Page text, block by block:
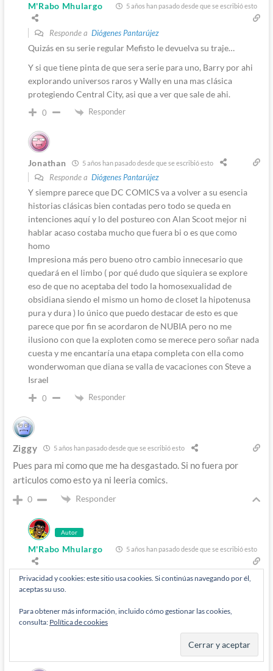
M'Rabo Mhulargo 5 años han pasado desde que se escribió esto
Responde a Diógenes Pantarújez
Quizás en su serie regular Mefisto le devuelva su traje…
Y si que tiene pinta de que sera serie para uno, Barry por ahi
explorando universos raros y Wally en una mas clásica
protegiendo Central City, asi que a ver que sale de ahi.
0 Responder
Jonathan 5 años han pasado desde que se escribió esto
Responde a Diógenes Pantarújez
Y siempre parece que DC COMICS va a volver a su esencia
historias clásicas bien contadas pero todo se queda en
intenciones aquí y lo del postureo con Alan Scoot mejor ni
hablar acaso costaba mucho que fuera bi o es que como
homo
Impresiona más pero bueno otro cambio innecesario que
quedará en el limbo ( por qué dudo que siquiera se explore
eso de que no aceptaba del todo la homosexualidad de
obsidiana siendo el mismo un homo de closet la hipotenusa
pura y dura ) lo único que puedo destacar de esto es que
parece que por fin se acordaron de NUBIA pero no me
ilusiono con que la exploten como se merece pero soñar nada
cuesta y me encantaría una etapa completa con ella como
wonderwoman que diana se valla de vacaciones con Steve a
Israel
0 Responder
Ziggy 5 años han pasado desde que se escribió esto
Pues para mi como que me ha desgastado. Si no fuera por
articulos como esto ya ni leeria comics.
0 Responder
Autor
M'Rabo Mhulargo 5 años han pasado desde que se escribió esto
Responde aZiggy
No eres el único, son demasiados inicios en falso que no
como es ya sin didio metiendo mano como poco podemos
Privacidad y cookies: este sitio usa cookies. Si continúas navegando por él,
aceptas su uso.
Para obtener más información, incluido cómo gestionar las cookies,
consulta: Política de cookies